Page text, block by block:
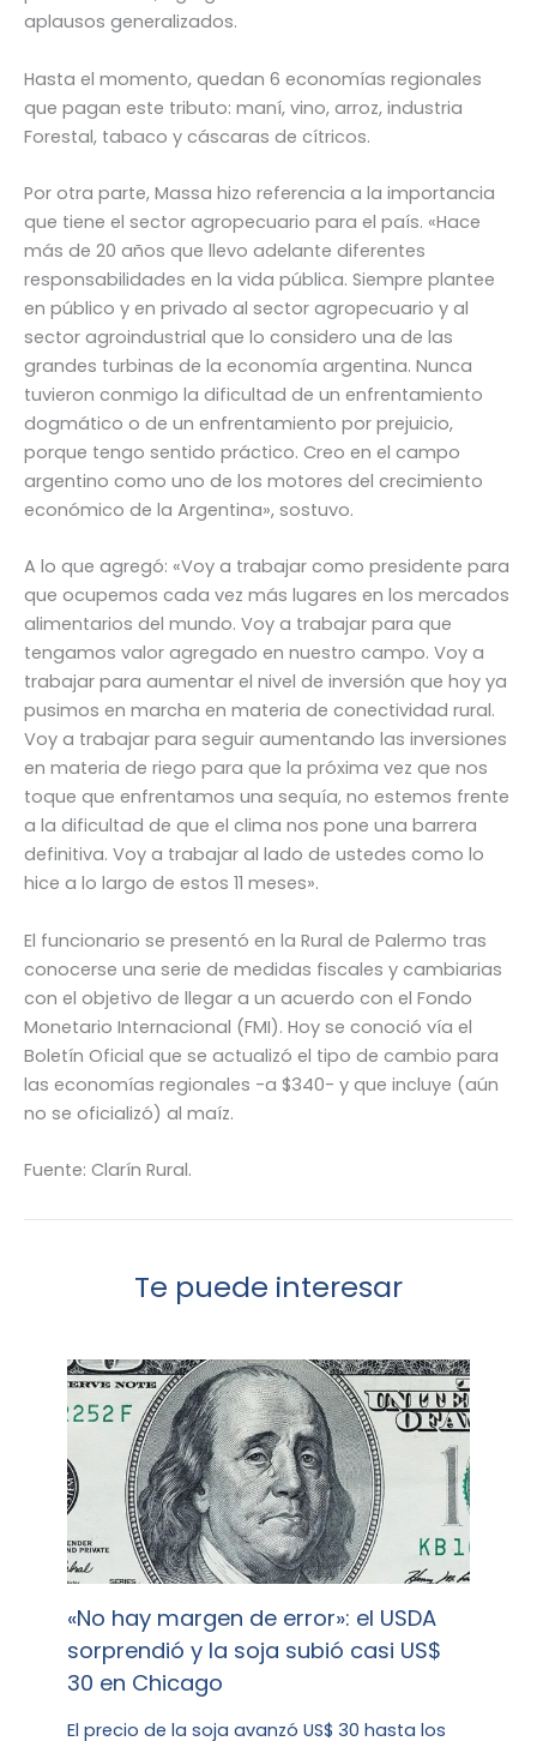
aplausos generalizados.
Hasta el momento, quedan 6 economías regionales
que pagan este tributo: maní, vino, arroz, industria
Forestal, tabaco y cáscaras de cítricos.
Por otra parte, Massa hizo referencia a la importancia
que tiene el sector agropecuario para el país. «Hace
más de 20 años que llevo adelante diferentes
responsabilidades en la vida pública. Siempre plantee
en público y en privado al sector agropecuario y al
sector agroindustrial que lo considero una de las
grandes turbinas de la economía argentina. Nunca
tuvieron conmigo la dificultad de un enfrentamiento
dogmático o de un enfrentamiento por prejuicio,
porque tengo sentido práctico. Creo en el campo
argentino como uno de los motores del crecimiento
económico de la Argentina», sostuvo.
A lo que agregó: «Voy a trabajar como presidente para
que ocupemos cada vez más lugares en los mercados
alimentarios del mundo. Voy a trabajar para que
tengamos valor agregado en nuestro campo. Voy a
trabajar para aumentar el nivel de inversión que hoy ya
pusimos en marcha en materia de conectividad rural.
Voy a trabajar para seguir aumentando las inversiones
en materia de riego para que la próxima vez que nos
toque que enfrentamos una sequía, no estemos frente
a la dificultad de que el clima nos pone una barrera
definitiva. Voy a trabajar al lado de ustedes como lo
hice a lo largo de estos 11 meses».
El funcionario se presentó en la Rural de Palermo tras
conocerse una serie de medidas fiscales y cambiarias
con el objetivo de llegar a un acuerdo con el Fondo
Monetario Internacional (FMI). Hoy se conoció vía el
Boletín Oficial que se actualizó el tipo de cambio para
las economías regionales -a $340- y que incluye (aún
no se oficializó) al maíz.
Fuente: Clarín Rural.
Te puede interesar
«No hay margen de error»: el USDA
sorprendió y la soja subió casi US$
30 en Chicago
El precio de la soja avanzó US$ 30 hasta los